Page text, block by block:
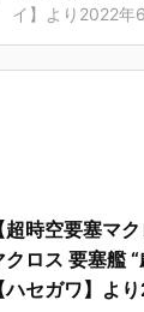
イ】より2022年
【超時空要塞マ
クロス 要塞艦
【ハセガワ】よ